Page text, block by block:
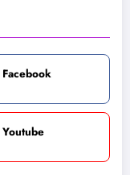
Facebook
Youtube